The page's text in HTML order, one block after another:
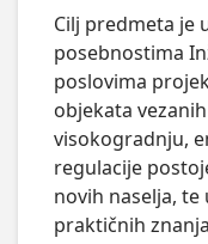
Cilj predmeta je
posebnostima
poslovima
objekata
visokogradnju,
regulacije
novih naselja,
praktičnih